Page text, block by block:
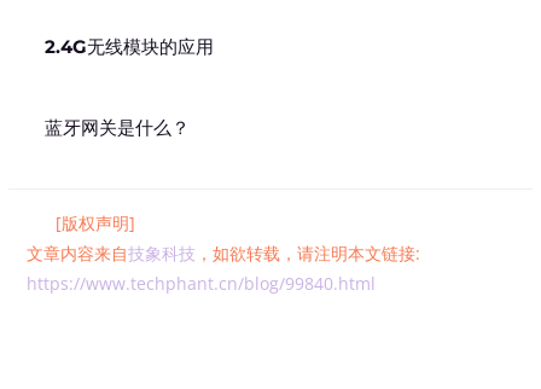
2.4G无线模块的应用
蓝牙网关是什么？
[版权声明]
文章内容来自技象科技 ，如欲转载，请注明本文链接:
https://www.techphant.cn/blog/99840.html